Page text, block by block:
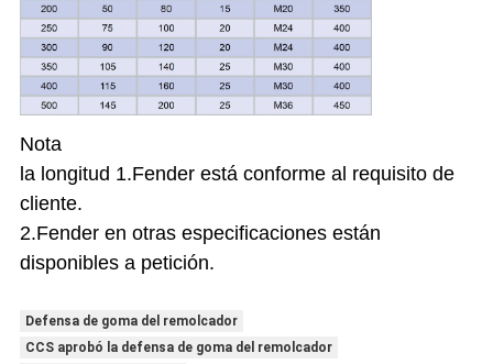
Nota
la longitud 1.Fender está conforme al requisito de
cliente.
2.Fender en otras especificaciones están
disponibles a petición.
Defensa de goma del remolcador
CCS aprobó la defensa de goma del remolcador